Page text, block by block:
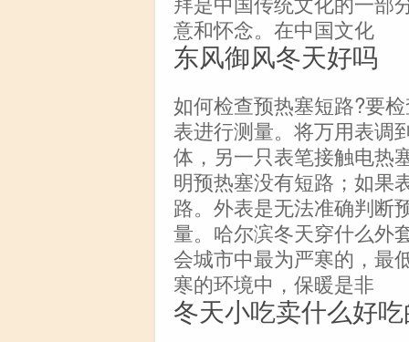
意和怀念。在中国文化
东风御风冬天好吗
如何检查预热塞短路?要
表进行测量。将万用表调
体，另一只表笔接触电热
明预热塞没有短路；如果
路。外表是无法准确判断
量。哈尔滨冬天穿什么外
会城市中最为严寒的，
寒的环境中，保暖是非
冬天小吃卖什么好